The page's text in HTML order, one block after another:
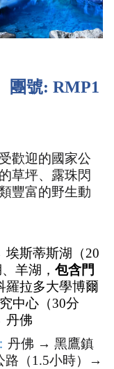
團號: RMP1
歡迎的國家公
草坪、露珠閃
豐富的野生動
斯蒂斯湖（20
羊湖， 包含門
羅拉多大學博爾
中心（30分
丹佛
丹佛 → 黑鷹鎮
路（1.5小時）→